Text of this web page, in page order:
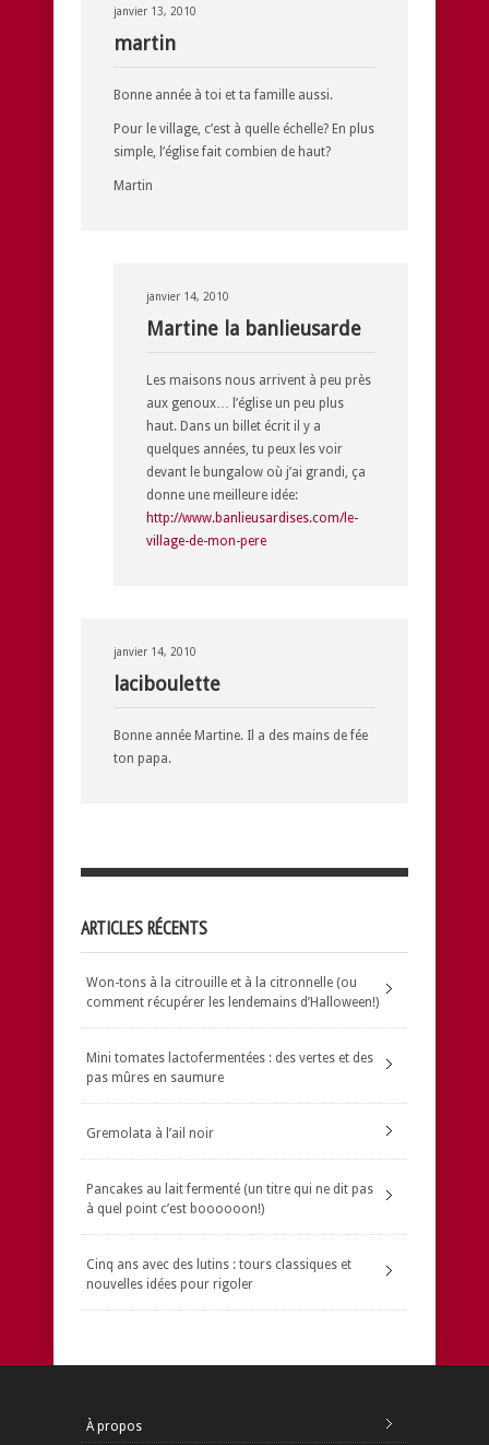
janvier 13, 2010
martin
Bonne année à toi et ta famille aussi.
Pour le village, c’est à quelle échelle? En plus
simple, l’église fait combien de haut?
Martin
janvier 14, 2010
Martine la banlieusarde
Les maisons nous arrivent à peu près
aux genoux… l’église un peu plus
haut. Dans un billet écrit il y a
quelques années, tu peux les voir
devant le bungalow où j’ai grandi, ça
donne une meilleure idée:
http://www.banlieusardises.com/le-
village-de-mon-pere
janvier 14, 2010
laciboulette
Bonne année Martine. Il a des mains de fée
ton papa.
ARTICLES RÉCENTS
Won-tons à la citrouille et à la citronnelle (ou
comment récupérer les lendemains d’Halloween!)
Mini tomates lactofermentées : des vertes et des
pas mûres en saumure
Gremolata à l’ail noir
Pancakes au lait fermenté (un titre qui ne dit pas
à quel point c’est boooooon!)
Cinq ans avec des lutins : tours classiques et
nouvelles idées pour rigoler
À propos